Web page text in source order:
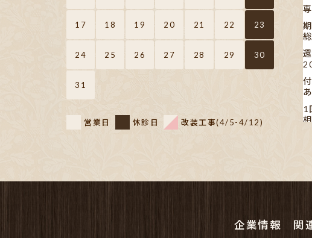
17 18 19 20 21 22 23
24 25 26 27 28 29 30
31
営業日 休診日 改装工事(4/5-4/12)
1
※
企業情報 関